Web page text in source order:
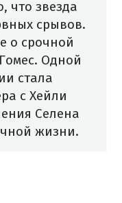
что звезда
срывов.
о срочной
Одной
стала
с Хейли
Селена
жизни.